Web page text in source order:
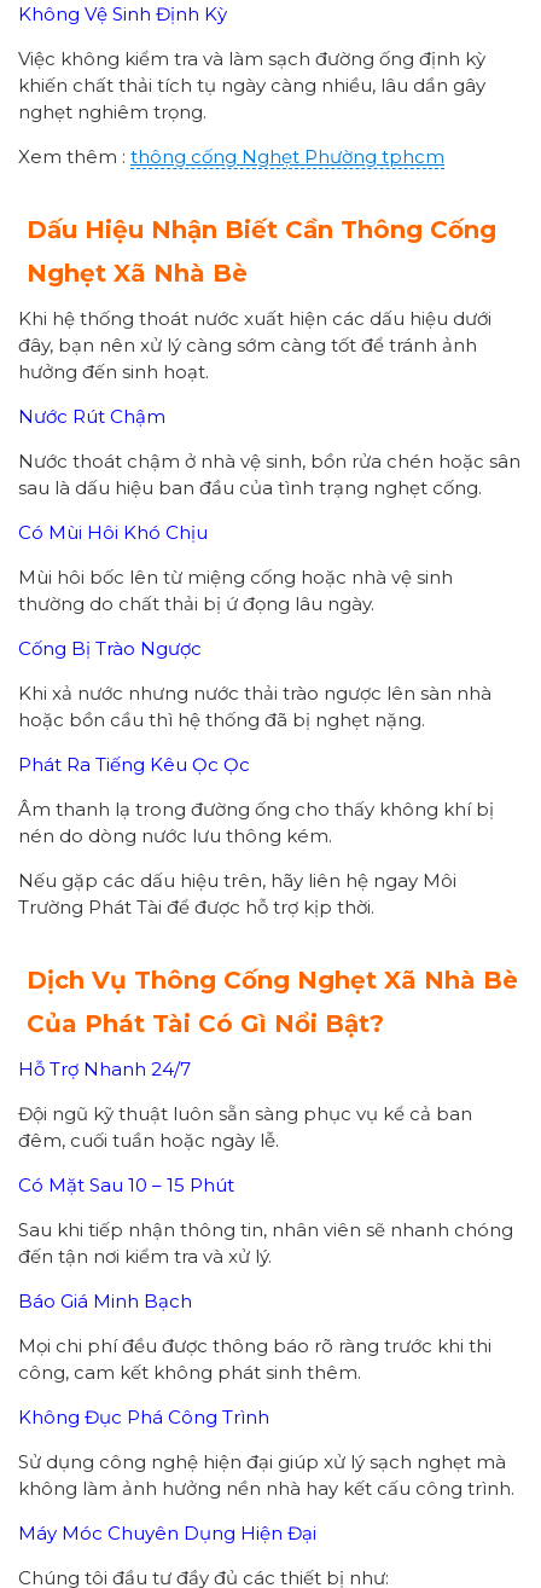
Không Vệ Sinh Định Kỳ
Việc không kiểm tra và làm sạch đường ống định kỳ
khiến chất thải tích tụ ngày càng nhiều, lâu dần gây
nghẹt nghiêm trọng.
Xem thêm : thông cống Nghẹt Phường tphcm
Dấu Hiệu Nhận Biết Cần Thông Cống
Nghẹt Xã Nhà Bè
Khi hệ thống thoát nước xuất hiện các dấu hiệu dưới
đây, bạn nên xử lý càng sớm càng tốt để tránh ảnh
hưởng đến sinh hoạt.
Nước Rút Chậm
Nước thoát chậm ở nhà vệ sinh, bồn rửa chén hoặc sân
sau là dấu hiệu ban đầu của tình trạng nghẹt cống.
Có Mùi Hôi Khó Chịu
Mùi hôi bốc lên từ miệng cống hoặc nhà vệ sinh
thường do chất thải bị ứ đọng lâu ngày.
Cống Bị Trào Ngược
Khi xả nước nhưng nước thải trào ngược lên sàn nhà
hoặc bồn cầu thì hệ thống đã bị nghẹt nặng.
Phát Ra Tiếng Kêu Ọc Ọc
Âm thanh lạ trong đường ống cho thấy không khí bị
nén do dòng nước lưu thông kém.
Nếu gặp các dấu hiệu trên, hãy liên hệ ngay Môi
Trường Phát Tài để được hỗ trợ kịp thời.
Dịch Vụ Thông Cống Nghẹt Xã Nhà Bè
Của Phát Tài Có Gì Nổi Bật?
Hỗ Trợ Nhanh 24/7
Đội ngũ kỹ thuật luôn sẵn sàng phục vụ kể cả ban
đêm, cuối tuần hoặc ngày lễ.
Có Mặt Sau 10 – 15 Phút
Sau khi tiếp nhận thông tin, nhân viên sẽ nhanh chóng
đến tận nơi kiểm tra và xử lý.
Báo Giá Minh Bạch
Mọi chi phí đều được thông báo rõ ràng trước khi thi
công, cam kết không phát sinh thêm.
Không Đục Phá Công Trình
Sử dụng công nghệ hiện đại giúp xử lý sạch nghẹt mà
không làm ảnh hưởng nền nhà hay kết cấu công trình.
Máy Móc Chuyên Dụng Hiện Đại
Chúng tôi đầu tư đầy đủ các thiết bị như: